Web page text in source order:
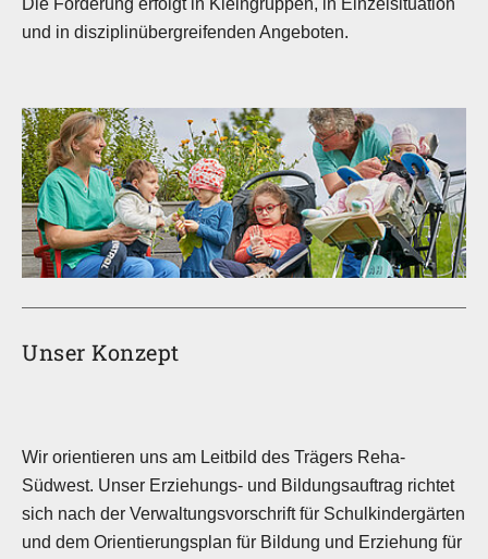
und in disziplinübergreifenden Angeboten.
Unser Konzept
Wir orientieren uns am Leitbild des Trägers Reha-
Südwest. Unser Erziehungs- und Bildungsauftrag richtet
sich nach der Verwaltungsvorschrift für Schulkindergärten
und dem Orientierungsplan für Bildung und Erziehung für